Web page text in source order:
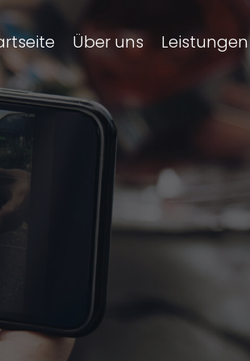
Über uns Leistungen